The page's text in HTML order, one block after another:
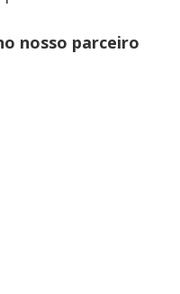
nosso parceiro